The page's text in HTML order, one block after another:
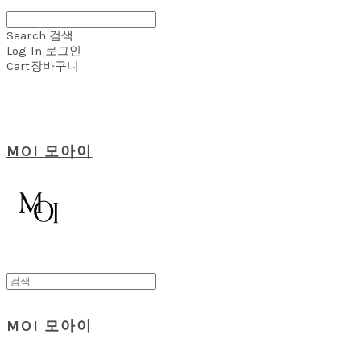
Search 검색
Log In 로그인
Cart장바구니
MOI 모아이
MOI 모아이